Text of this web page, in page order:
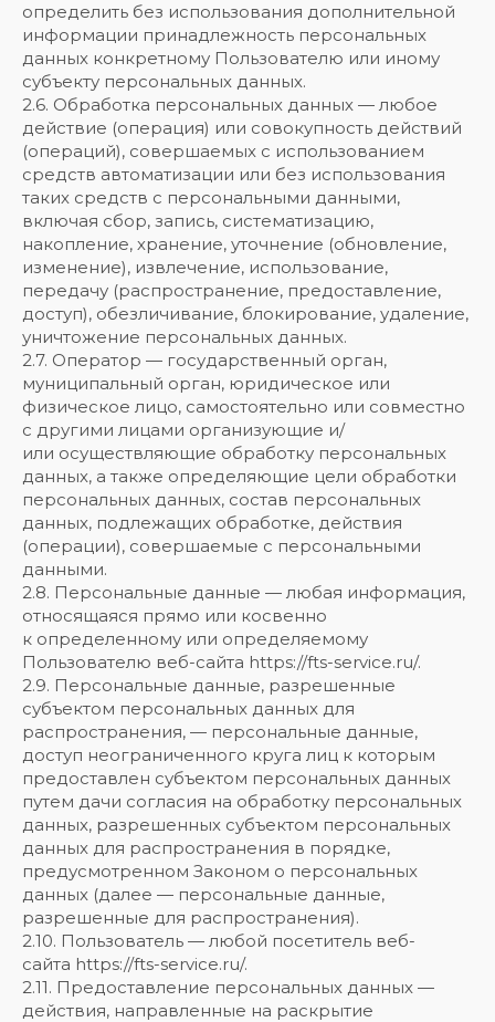
определить без использования дополнительной
информации принадлежность персональных
данных конкретному Пользователю или иному
субъекту персональных данных.
2.6. Обработка персональных данных — любое
действие (операция) или совокупность действий
(операций), совершаемых с использованием
средств автоматизации или без использования
таких средств с персональными данными,
включая сбор, запись, систематизацию,
накопление, хранение, уточнение (обновление,
изменение), извлечение, использование,
передачу (распространение, предоставление,
доступ), обезличивание, блокирование, удаление,
уничтожение персональных данных.
2.7. Оператор — государственный орган,
муниципальный орган, юридическое или
физическое лицо, самостоятельно или совместно
с другими лицами организующие и/
или осуществляющие обработку персональных
данных, а также определяющие цели обработки
персональных данных, состав персональных
данных, подлежащих обработке, действия
(операции), совершаемые с персональными
данными.
2.8. Персональные данные — любая информация,
относящаяся прямо или косвенно
к определенному или определяемому
Пользователю веб-сайта https://fts-service.ru/.
2.9. Персональные данные, разрешенные
субъектом персональных данных для
распространения, — персональные данные,
доступ неограниченного круга лиц к которым
предоставлен субъектом персональных данных
путем дачи согласия на обработку персональных
данных, разрешенных субъектом персональных
данных для распространения в порядке,
предусмотренном Законом о персональных
данных (далее — персональные данные,
разрешенные для распространения).
2.10. Пользователь — любой посетитель веб-
сайта https://fts-service.ru/.
2.11. Предоставление персональных данных —
действия, направленные на раскрытие